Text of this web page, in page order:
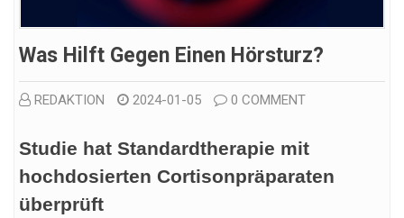
Was Hilft Gegen Einen Hörsturz?
REDAKTION 2024-01-05 0 COMMENT
Studie hat Standardtherapie mit
hochdosierten Cortisonpräparaten
überprüft